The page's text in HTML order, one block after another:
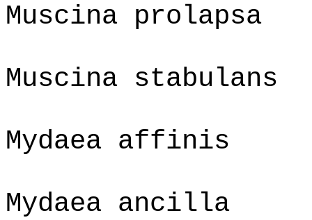
Muscina prolapsa
Muscina stabulans
Mydaea affinis
Mydaea ancilla